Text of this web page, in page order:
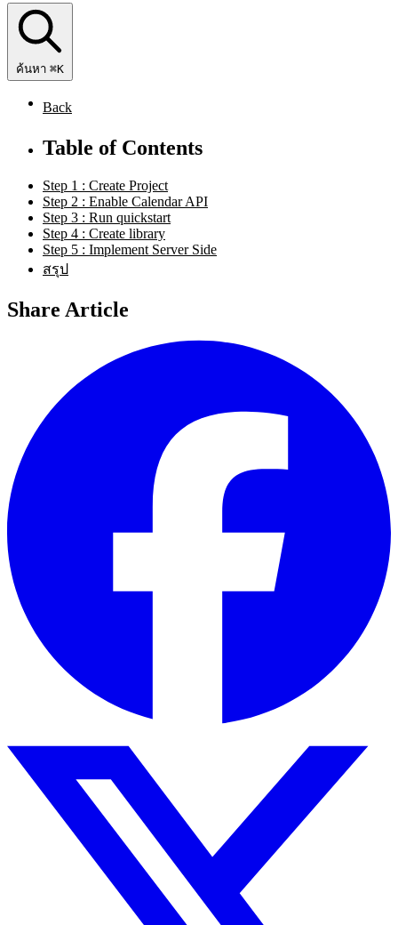
ค้นหา ⌘K
Back
Table of Contents
Step 1 : Create Project
Step 2 : Enable Calendar API
Step 3 : Run quickstart
Step 4 : Create library
Step 5 : Implement Server Side
สรุป
Share Article